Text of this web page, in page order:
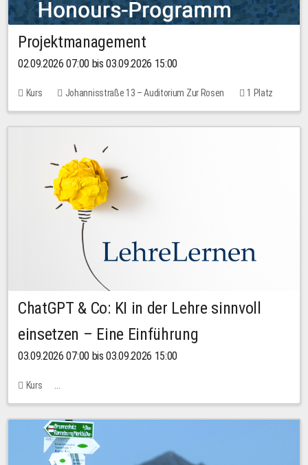
Projektmanagement
02.09.2026 07:00 bis 03.09.2026 15:00
Kurs Johannisstraße 13 – Auditorium Zur Rosen 1 Platz
ChatGPT & Co: KI in der Lehre sinnvoll
einsetzen – Eine Einführung
03.09.2026 07:00 bis 03.09.2026 15:00
Kurs
Bachstraße 18k - SR 102 (Seminarraum Servicestelle LehreLernen)